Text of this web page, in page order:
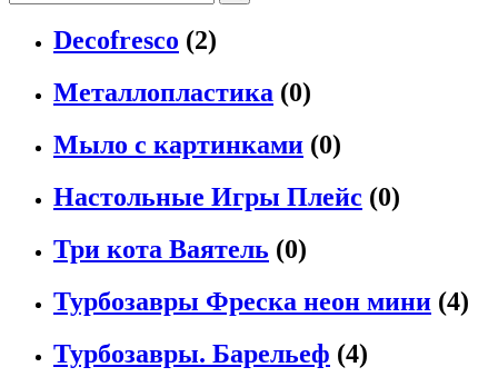
Decofresco (2)
Металлопластика (0)
Мыло с картинками (0)
Настольные Игры Плейс (0)
Три кота Ваятель (0)
Турбозавры Фреска неон мини (4)
Турбозавры. Барельеф (4)